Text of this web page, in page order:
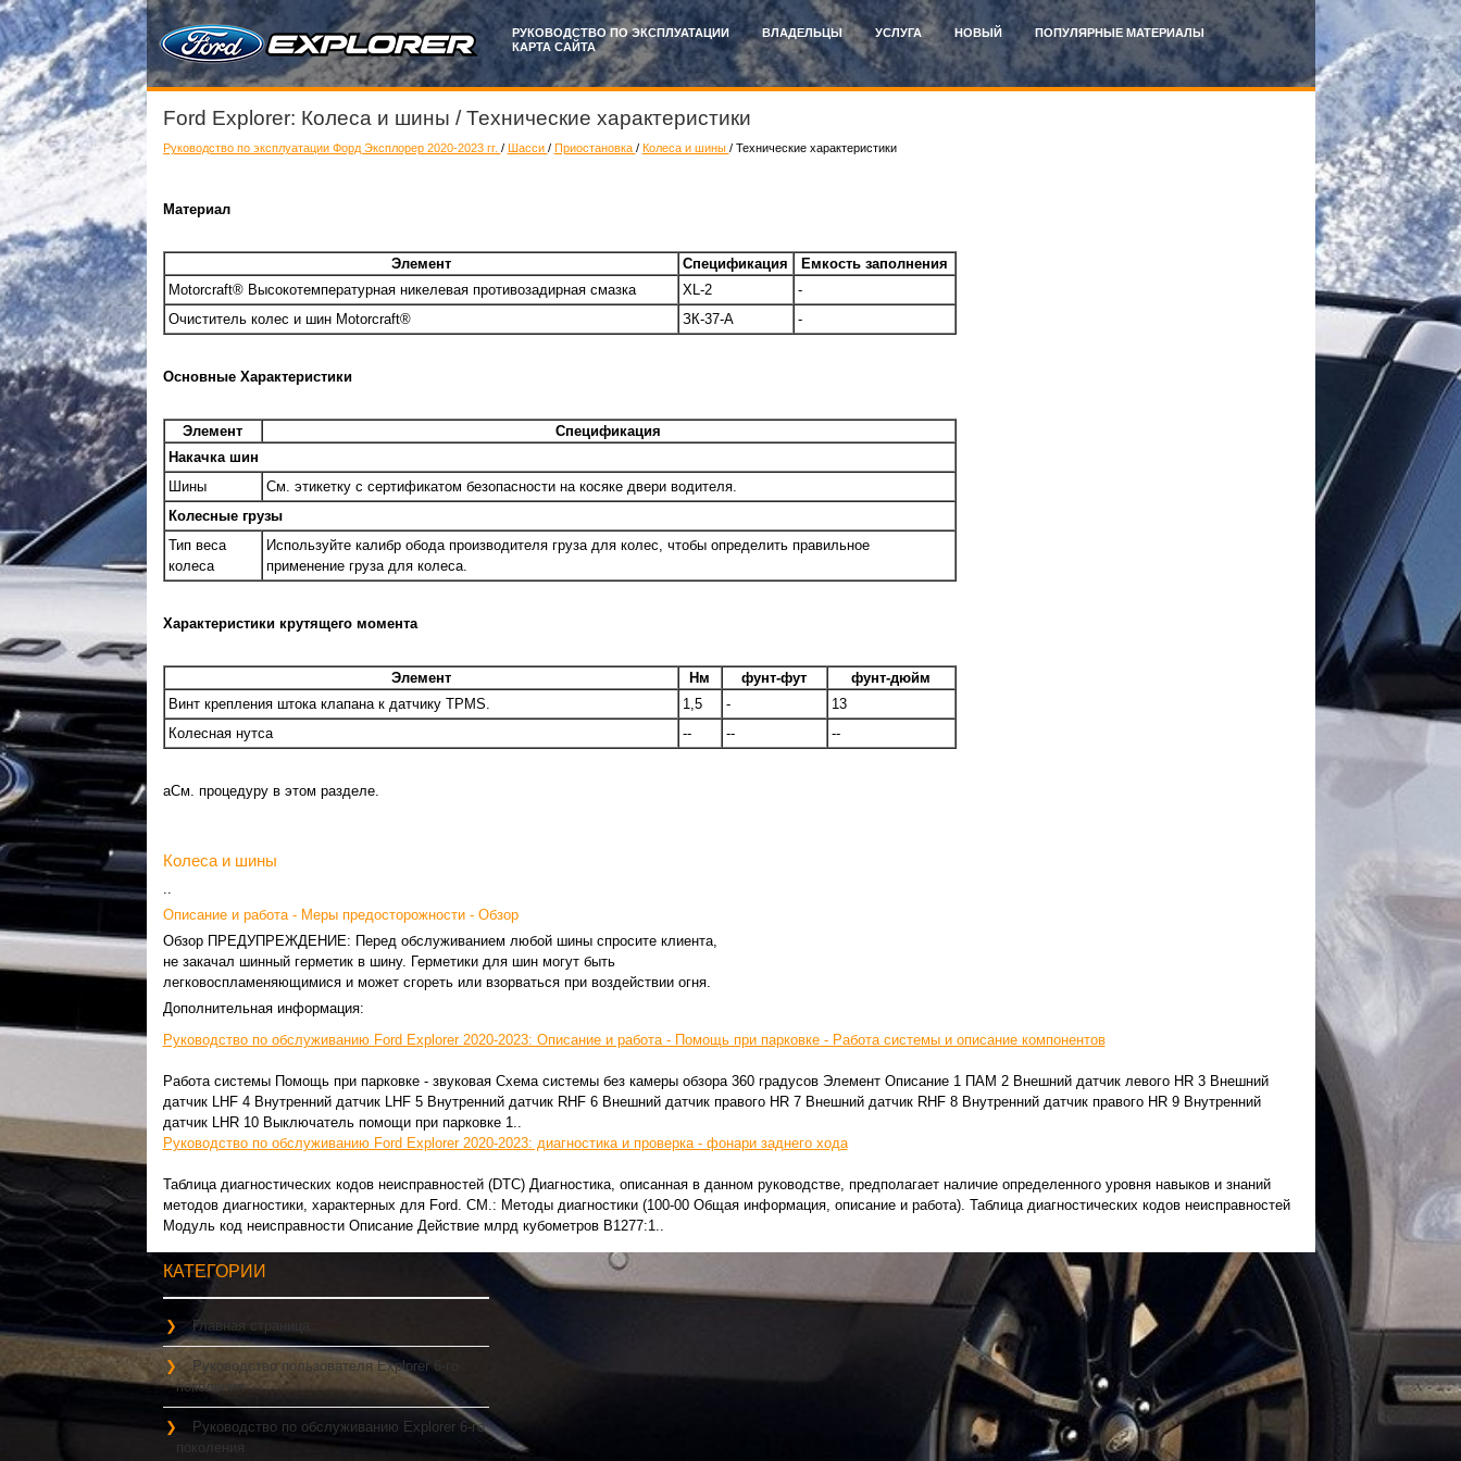
РУКОВОДСТВО ПО ЭКСПЛУАТАЦИИ ВЛАДЕЛЬЦЫ УСЛУГА НОВЫЙ
ПОПУЛЯРНЫЕ МАТЕРИАЛЫ
КАРТА САЙТА
Ford Explorer: Колеса и шины / Технические характеристики
Руководство по эксплуатации Форд Эксплорер 2020-2023 гг. / Шасси / Приостановка / Колеса и шины / Технические характеристики
Материал
Элемент Спецификация
Емкость заполнения
Motorcraft® Высокотемпературная никелевая противозадирная смазка
XL-2
-
Очиститель колес и шин Motorcraft®
ЗК-37-А -
Основные Характеристики
Элемент
Спецификация
Накачка шин
Шины
См. этикетку с сертификатом безопасности на косяке двери водителя.
Колесные грузы
Тип веса
колеса
Используйте калибр обода производителя груза для колес, чтобы определить правильное
применение груза для колеса.
Характеристики крутящего момента
Элемент Нм фунт-фут
фунт-дюйм
Винт крепления штока клапана к датчику TPMS.
1,5 -
13
Колесная нутса
-- -- --
aСм. процедуру в этом разделе.
Колеса и шины
..
Описание и работа - Меры предосторожности - Обзор
Обзор ПРЕДУПРЕЖДЕНИЕ: Перед обслуживанием любой шины спросите клиента,
не закачал шинный герметик в шину. Герметики для шин могут быть
легковоспламеняющимися и может сгореть или взорваться при воздействии огня.
Дополнительная информация:
Руководство по обслуживанию Ford Explorer 2020-2023: Описание и работа - Помощь при парковке - Работа системы и описание компонентов
Работа системы Помощь при парковке - звуковая Схема системы без камеры обзора 360 градусов Элемент Описание 1 ПАМ 2 Внешний датчик левого HR 3 Внешний
датчик LHF 4 Внутренний датчик LHF 5 Внутренний датчик RHF 6 Внешний датчик правого HR 7 Внешний датчик RHF 8 Внутренний датчик правого HR 9 Внутренний
датчик LHR 10 Выключатель помощи при парковке 1..
Руководство по обслуживанию Ford Explorer 2020-2023: диагностика и проверка - фонари заднего хода
Таблица диагностических кодов неисправностей (DTC) Диагностика, описанная в данном руководстве, предполагает наличие определенного уровня навыков и знаний
методов диагностики, характерных для Ford. СМ.: Методы диагностики (100-00 Общая информация, описание и работа). Таблица диагностических кодов неисправностей
Модуль код неисправности Описание Действие млрд кубометров B1277:1..
КАТЕГОРИИ
Главная страница
Руководство пользователя Explorer 6-го
поколения
Руководство по обслуживанию Explorer 6-го
поколения